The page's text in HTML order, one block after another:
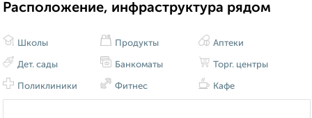
Расположение, инфраструктура рядом
Школы
Дет. сады
Поликлиники
Продукты
Банкоматы
Фитнес
Аптеки
Торг. центры
Кафе